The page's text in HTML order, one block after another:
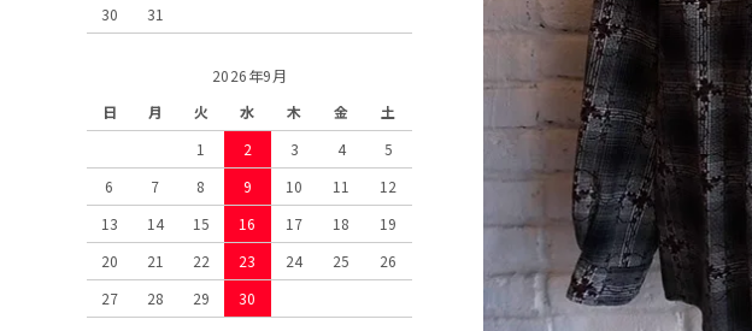
30
31
2026年9月
日
月 火 水 木 金
土
1
2 3 4
5
6
7 8 9 10 11
12
13
14 15 16 17 18
19
20
21 22 23 24 25
26
27
28 29 30